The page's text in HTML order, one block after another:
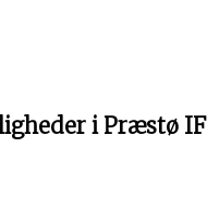
i Præstø IF